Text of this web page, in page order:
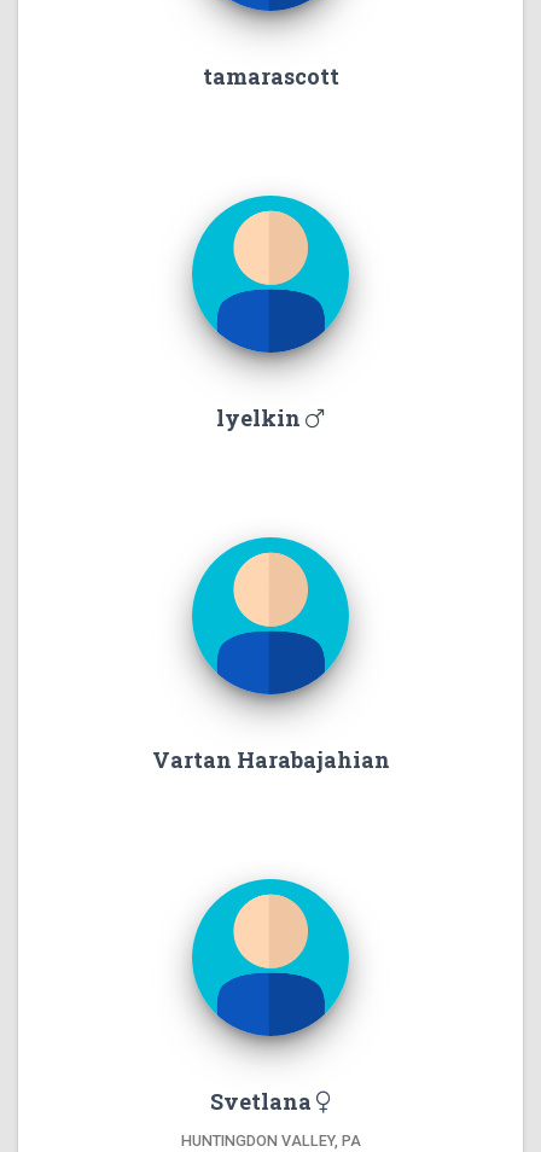
tamarascott
lyelkin
Vartan Harabajahian
Svetlana
HUNTINGDON VALLEY, PA